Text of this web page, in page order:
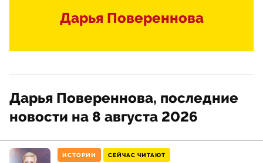
Дарья Повереннова
Дарья Повереннова, последние
новости на 8 августа 2026
ИСТОРИИ СЕЙЧАС ЧИТАЮТ